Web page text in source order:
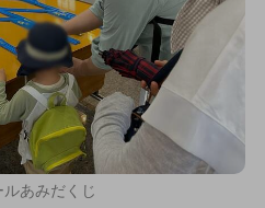
ルあみだくじ